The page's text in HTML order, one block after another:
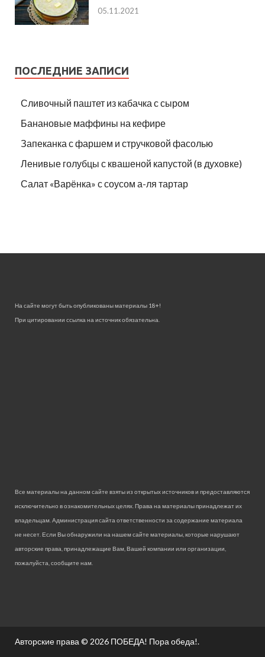
05.11.2021
ПОСЛЕДНИЕ ЗАПИСИ
Сливочный паштет из кабачка с сыром
Банановые маффины на кефире
Запеканка с фаршем и стручковой фасолью
Ленивые голубцы с квашеной капустой (в духовке)
Салат «Варёнка» с соусом а-ля тартар
На сайте могут быть опубликованы материалы 18+!
При цитировании ссылка на источник обязательна.
Все материалы на данном сайте взяты из открытых источников и предоставляются
исключительно в ознакомительных целях. Права на материалы принадлежат их
владельцам. Администрация сайта ответственности за содержание материала
не несет. Если Вы обнаружили на нашем сайте материалы, которые нарушают
авторские права, принадлежащие Вам, Вашей компании или организации,
пожалуйста, сообщите нам.
Авторские права © 2026 ПОБЕДА! Пора обеда!.